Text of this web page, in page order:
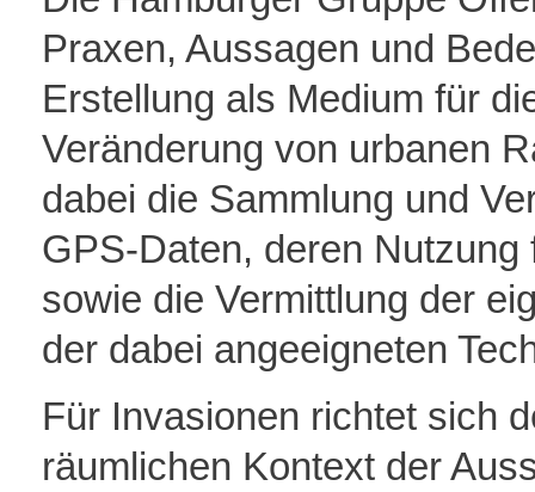
Praxen, Aussagen und
Erstellung als Medium für
Veränderung von urbanen
dabei die Sammlung und
GPS-Daten, deren
sowie die Vermittlung der
der dabei angeeigneten
Für Invasionen richtet sich
räumlichen Kontext der